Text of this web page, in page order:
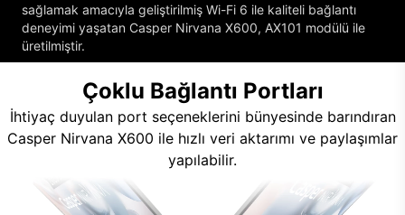
sağlamak amacıyla geliştirilmiş Wi-Fi 6 ile kaliteli bağlantı
deneyimi yaşatan Casper Nirvana X600, AX101 modülü ile
üretilmiştir.
Çoklu Bağlantı Portları
İhtiyaç duyulan port seçeneklerini bünyesinde barındıran
Casper Nirvana X600 ile hızlı veri aktarımı ve paylaşımlar
yapılabilir.